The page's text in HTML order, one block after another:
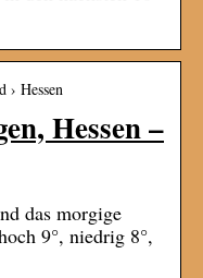
› Hessen
Hessen –
das morgige
9°, niedrig 8°,